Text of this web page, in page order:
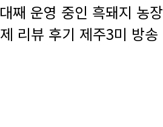
째 운영 중인 흑돼지 농장
리뷰 후기 제주3미 방송